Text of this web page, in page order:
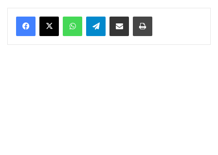
WhatsAppTelegramDelen via Email Print